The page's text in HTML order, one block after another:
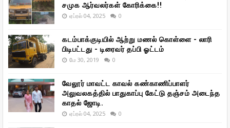
சமுக ஆர்வலர்கள் கோரிக்கை!!
ஏப்ரல் 04, 2025 0
கடம்பாக்குடியில் ஆற்று மணல் கொள்ளை - லாரி
பிடிபட்டது - டிரைவர் தப்பி ஓட்டம்
மே 30, 2019 0
வேலூர் மாவட்ட காவல் கண்காணிப்பாளர்
அலுவலகத்தில் பாதுகாப்பு கேட்டு தஞ்சம் அடைந்த
காதல் ஜோடி.
ஏப்ரல் 04, 2025 0